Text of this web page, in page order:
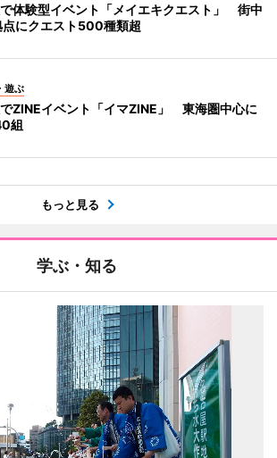
体験型イベント「メイエキクエスト」 街中
にクエスト500種類超
遊ぶ
ZINEイベント「イマZINE」 東海圏中心に
組
もっと見る
学ぶ・知る